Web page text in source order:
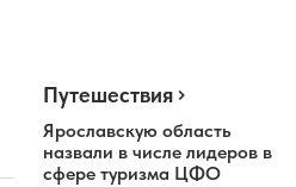
Путешествия
Ярославскую область
назвали в числе лидеров в
сфере туризма ЦФО